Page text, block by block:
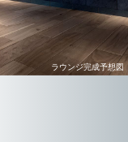
ラウンジ完成予想図